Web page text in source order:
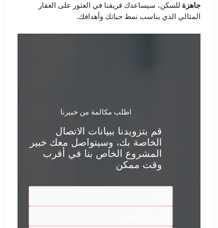
جاهزة للسكن، سيساعدك فريقنا في العثور على العقار
المثالي الذي يناسب نمط حياتك وأهدافك.
اطلب مكالمة من خبيرنا
قم بتزويدنا ببيانات الاتصال
الخاصة بك، وسيتواصل معك خبير
المشروع الخاص بنا في أقرب
وقت ممكن